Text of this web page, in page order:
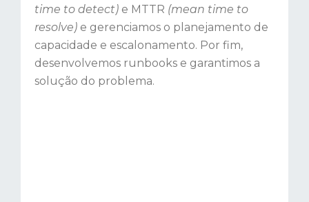
time to detect) e MTTR (mean time to
resolve) e gerenciamos o planejamento de
capacidade e escalonamento. Por fim,
desenvolvemos runbooks e garantimos a
solução do problema.